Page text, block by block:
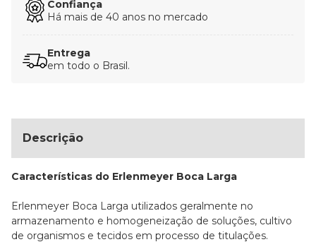
Confiança
Há mais de 40 anos no mercado
Entrega
em todo o Brasil.
Descrição
Características do Erlenmeyer Boca Larga
Erlenmeyer Boca Larga utilizados geralmente no
armazenamento e homogeneização de soluções, cultivo
de organismos e tecidos em processo de titulações.